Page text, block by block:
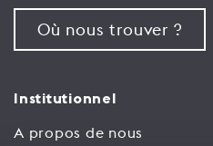
Où nous trouver ?
Institutionnel
A propos de nous